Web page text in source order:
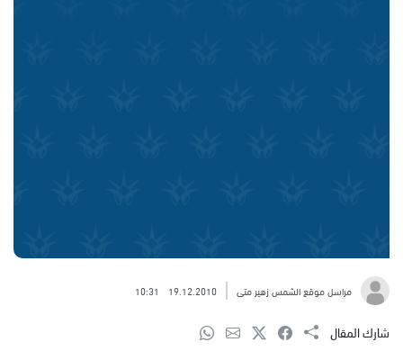
مراسل موقع الشمس زهير متى 19.12.2010
10:31
شارك المقال